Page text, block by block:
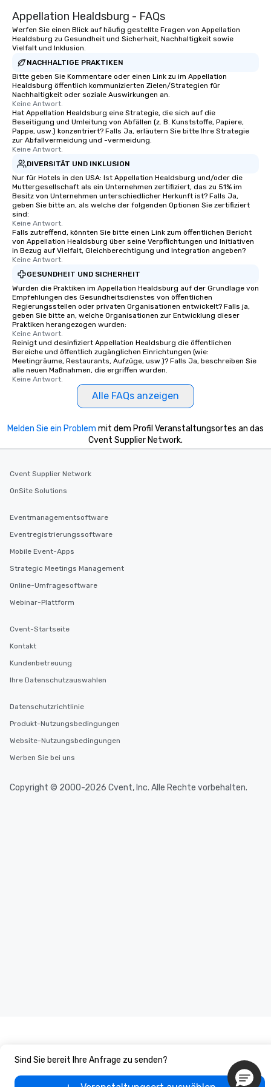
itinerary. You Get a Dinner and a Show
knowledgeable,
who leads the group
fascinating stories.
interactive
along the way
experiences offer the
several renowned
convenient outing,
at a typical corporate
a way to try some of
selected dishes are
high standards to
delight any palate. Tours Available
group experience,
key. Whether you
needs. Go for as Long or as Short as
scheduling, Lip
Appellation Healdsburg - FAQs
Werfen Sie einen Blick auf häufig gestellte Fragen von Appellation
Healdsburg zu Gesundheit und Sicherheit, Nachhaltigkeit sowie
Vielfalt und Inklusion.
NACHHALTIGE PRAKTIKEN
Bitte geben Sie Kommentare oder einen Link zu im Appellation
Healdsburg öffentlich kommunizierten Zielen/Strategien für
Nachhaltigkeit oder soziale Auswirkungen an.
Keine Antwort.
Hat Appellation Healdsburg eine Strategie, die sich auf die
Beseitigung und Umleitung von Abfällen (z. B. Kunststoffe, Papiere,
Pappe, usw.) konzentriert? Falls Ja, erläutern Sie bitte Ihre Strategie
zur Abfallvermeidung und -vermeidung.
Keine Antwort.
DIVERSITÄT UND INKLUSION
Nur für Hotels in den USA: Ist Appellation Healdsburg und/oder die
Muttergesellschaft als ein Unternehmen zertifiziert, das zu 51% im
Besitz von Unternehmen unterschiedlicher Herkunft ist? Falls Ja,
geben Sie bitte an, als welche der folgenden Optionen Sie zertifiziert
sind:
Keine Antwort.
Falls zutreffend, könnten Sie bitte einen Link zum öffentlichen Bericht
von Appellation Healdsburg über seine Verpflichtungen und Initiativen
in Bezug auf Vielfalt, Gleichberechtigung und Integration angeben?
Keine Antwort.
GESUNDHEIT UND SICHERHEIT
Wurden die Praktiken im Appellation Healdsburg auf der Grundlage von
Empfehlungen des Gesundheitsdienstes von öffentlichen
Regierungsstellen oder privaten Organisationen entwickelt? Falls ja,
geben Sie bitte an, welche Organisationen zur Entwicklung dieser
Praktiken herangezogen wurden:
Keine Antwort.
Reinigt und desinfiziert Appellation Healdsburg die öffentlichen
Bereiche und öffentlich zugänglichen Einrichtungen (wie:
Meetingräume, Restaurants, Aufzüge, usw.)? Falls Ja, beschreiben Sie
alle neuen Maßnahmen, die ergriffen wurden.
Keine Antwort.
Alle FAQs anzeigen
Sind Sie bereit Ihre Anfrage zu senden?
Melden Sie ein Problem mit dem Profil Veranstaltungsortes an das
Cvent Supplier Network.
Cvent Supplier Network
OnSite Solutions
Eventmanagementsoftware
Eventregistrierungssoftware
Mobile Event-Apps
Strategic Meetings Management
Online-Umfragesoftware
Webinar-Plattform
Cvent-Startseite
Kontakt
Kundenbetreuung
Ihre Datenschutzauswahlen
Datenschutzrichtlinie
Produkt-Nutzungsbedingungen
Website-Nutzungsbedingungen
Werben Sie bei uns
Copyright © 2000-2026 Cvent, Inc. Alle Rechte vorbehalten.